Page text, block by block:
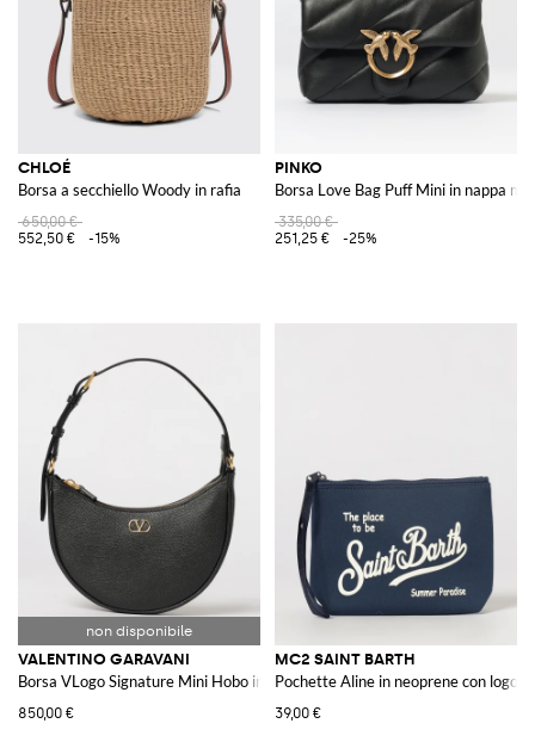
CHLOÉ
Borsa a secchiello Woody in rafia
650,00 €
552,50 €
-15%
PINKO
Borsa Love Bag Puff Mini in nappa
335,00 €
251,25 €
-25%
VALENTINO GARAVANI
Borsa VLogo Signature Mini Hobo in pelle a grana
850,00 €
MC2 SAINT BARTH
Pochette Aline in neoprene con logo
39,00 €